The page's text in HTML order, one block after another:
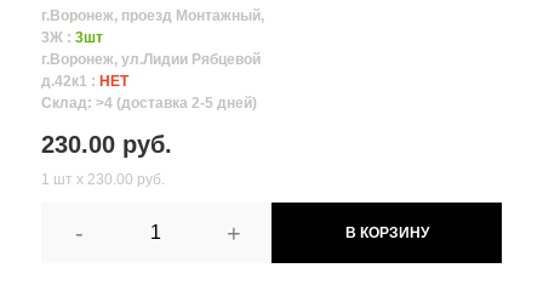
г.Воронеж, проезд Монтажный,
3Ж : 3шт
г.Воронеж, ул.Лидии Рябцевой
д.42к1 : НЕТ
Склад: >4 (доставка 2-5 дней)
230.00 руб.
1 шт х 230.00 руб.
- + В КОРЗИНУ